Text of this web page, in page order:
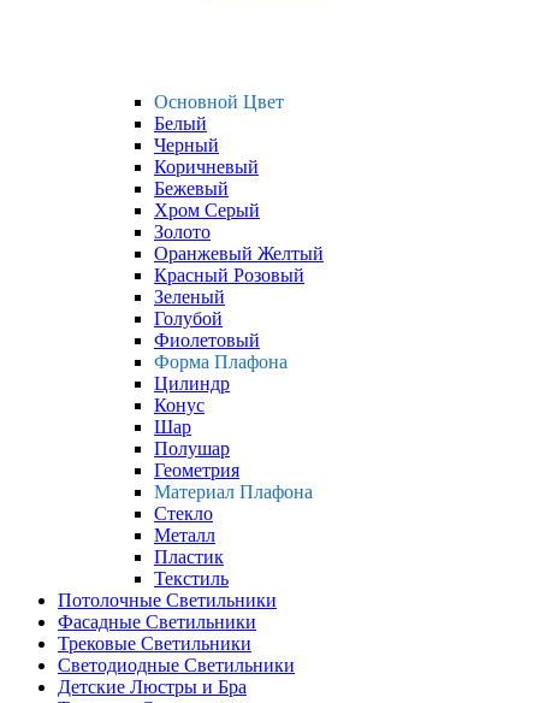
Основной Цвет
Белый
Черный
Коричневый
Бежевый
Хром Серый
Золото
Оранжевый Желтый
Красный Розовый
Зеленый
Голубой
Фиолетовый
Форма Плафона
Цилиндр
Конус
Шар
Полушар
Геометрия
Материал Плафона
Стекло
Металл
Пластик
Текстиль
Потолочные Светильники
Фасадные Светильники
Трековые Светильники
Светодиодные Светильники
Детские Люстры и Бра